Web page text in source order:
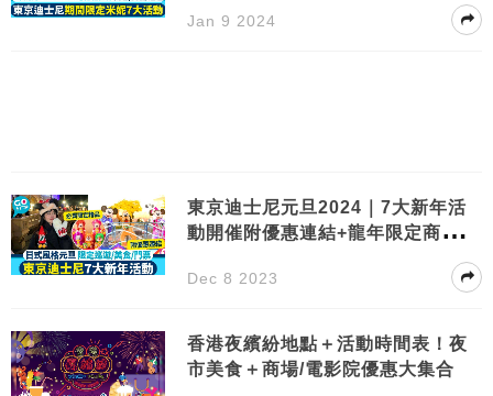
Jan 9 2024
東京迪士尼元旦2024｜7大新年活
動開催附優惠連結+龍年限定商品一
Dec 8 2023
香港夜繽紛地點＋活動時間表！夜
市美食＋商場/電影院優惠大集合